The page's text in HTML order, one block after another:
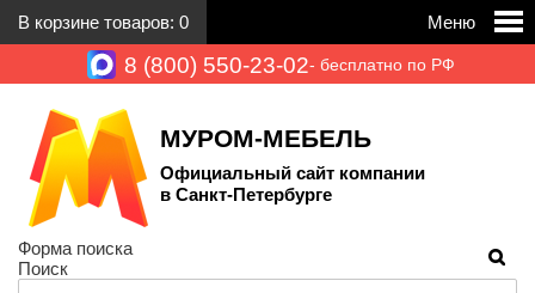
В корзине товаров: 0 Меню
8 (800) 550-23-02- бесплатно по РФ
МУРОМ-МЕБЕЛЬ
Официальный сайт компании
в Санкт-Петербурге
Форма поиска
Поиск